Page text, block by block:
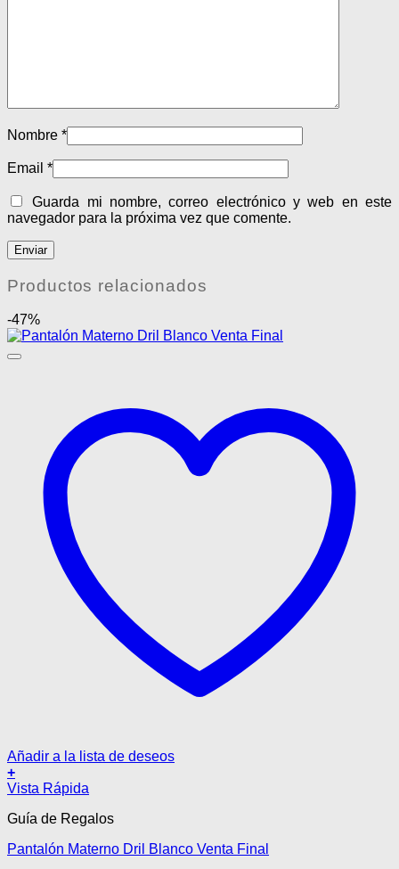
Nombre *
Email *
Guarda mi nombre, correo electrónico y web en este
navegador para la próxima vez que comente.
Productos relacionados
-47%
Añadir a la lista de deseos
+
Este
tiene
variantes.
Vista Rápida
Guía de Regalos
Pantalón Materno Dril Blanco Venta Final